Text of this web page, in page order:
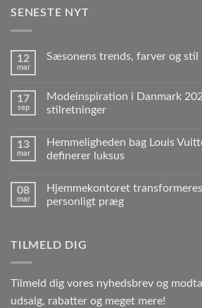
SENESTE NYT
12
mar
Sæsonens trends, farver og stil
17
sep
Modeinspiration i Danmark
stilretninger
13
mar
Hemmeligheden bag Louis
definerer luksus
08
mar
Hjemmekontoret
personligt præg
TILMELD DIG
Tilmeld dig vores nyhedsbrev og
udsalg, rabatter og meget mere!